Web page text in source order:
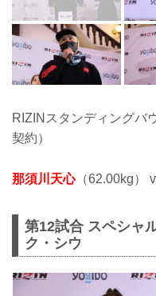
RIZINスタンディングバ
契約）
那須川天心（62.00kg）
第12試合 スペシャ
ク・シウ